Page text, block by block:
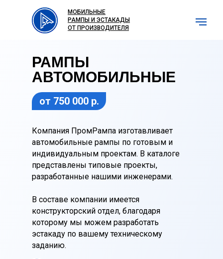
МОБИЛЬНЫЕ
РАМПЫ И ЭСТАКАДЫ
ОТ ПРОИЗВОДИТЕЛЯ
РАМПЫ
АВТОМОБИЛЬНЫЕ
Компания ПромРампа изготавливает
автомобильные рампы по готовым и
индивидуальным проектам. В каталоге
представлены типовые проекты,
разработанные нашими инженерами.
В составе компании имеется
конструкторский отдел, благодаря
которому мы можем разработать
эстакаду по вашему техническому
заданию.
от 750 000 р.